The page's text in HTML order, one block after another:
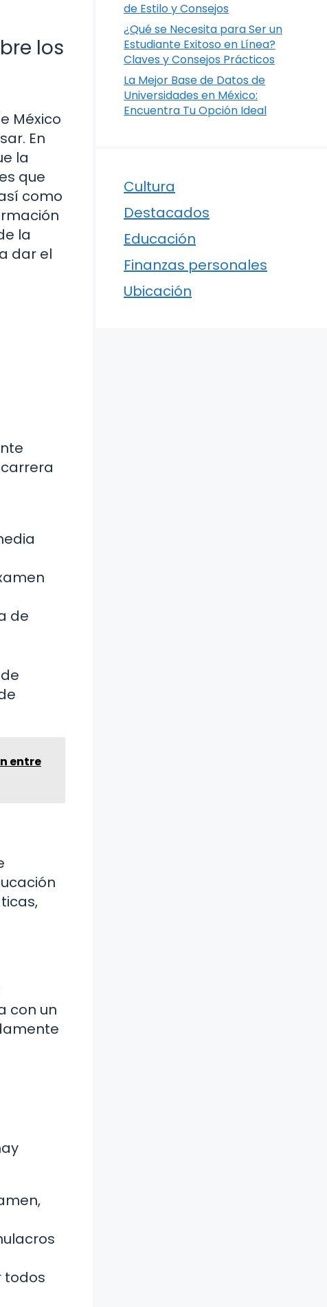
los
México
En
la
que
como
la
dar el
de
entre
con un
todos
de Estilo y Consejos
¿Qué se Necesita para Ser un
Estudiante Exitoso en Línea?
Claves y Consejos Prácticos
La Mejor Base de Datos de
Universidades en México:
Encuentra Tu Opción Ideal
Cultura
Destacados
Educación
Finanzas personales
Ubicación